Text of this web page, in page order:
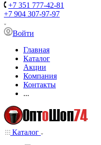
+7 351 777-42-81
+7 904 307-97-97
Войти
Главная
Каталог
Акции
Компания
Контакты
...
Каталог